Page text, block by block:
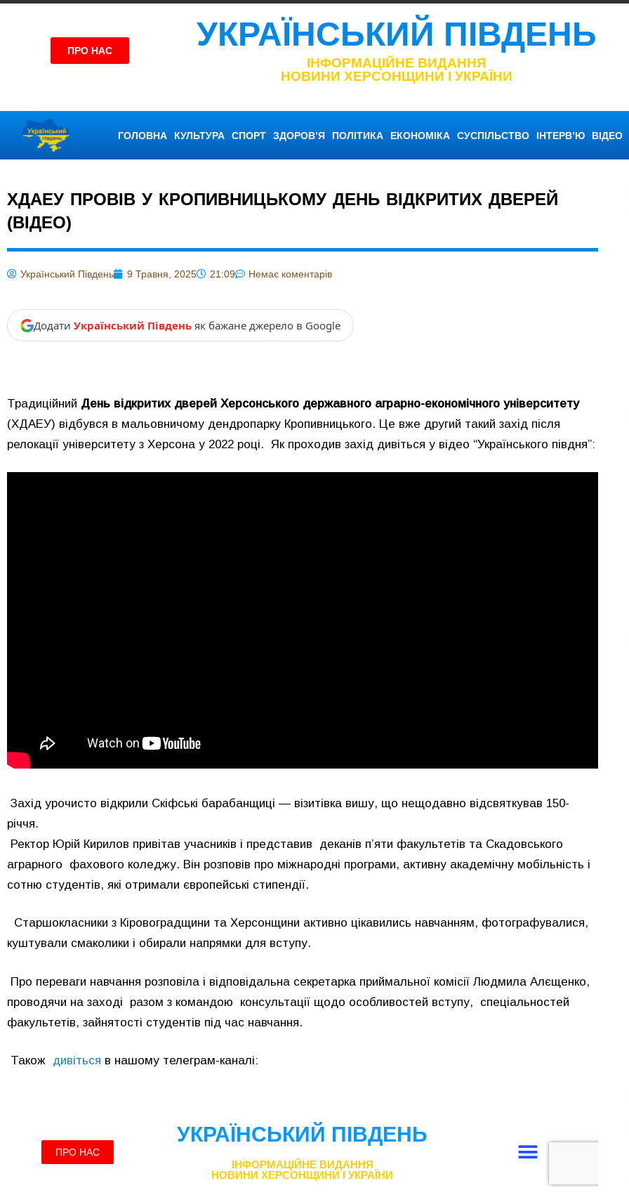
ПРО НАС УКРАЇНСЬКИЙ ПІВДЕНЬ
ІНФОРМАЦІЙНЕ ВИДАННЯ
НОВИНИ ХЕРСОНЩИНИ І УКРАЇНИ
ГОЛОВНА КУЛЬТУРА СПОРТ ЗДОРОВ’Я ПОЛІТИКА ЕКОНОМІКА СУСПІЛЬСТВО ІНТЕРВ’Ю ВІДЕО
ХДАЕУ ПРОВІВ У КРОПИВНИЦЬКОМУ ДЕНЬ ВІДКРИТИХ ДВЕРЕЙ
(ВІДЕО)
Український Південь 9 Травня, 2025 21:09 Немає коментарів
Додати Український Південь як бажане джерело в Google
Традиційний День відкритих дверей Херсонського державного аграрно-економічного університету
(ХДАЕУ) відбувся в мальовничому дендропарку Кропивницького. Це вже другий такий захід після
релокації університету з Херсона у 2022 році. Як проходив захід дивіться у відео “Українського півдня”:
Захід урочисто відкрили Скіфські барабанщиці — візитівка вишу, що нещодавно відсвяткував 150-
річчя.
Ректор Юрій Кирилов привітав учасників і представив деканів п’яти факультетів та Скадовського
аграрного фахового коледжу. Він розповів про міжнародні програми, активну академічну мобільність і
сотню студентів, які отримали європейські стипендії.
Старшокласники з Кіровоградщини та Херсонщини активно цікавились навчанням, фотографувалися,
куштували смаколики і обирали напрямки для вступу.
Про переваги навчання розповіла і відповідальна секретарка приймальної комісії Людмила Алєщенко,
проводячи на заході разом з командою консультації щодо особливостей вступу, спеціальностей
факультетів, зайнятості студентів під час навчання.
Також дивіться в нашому телеграм-каналі: